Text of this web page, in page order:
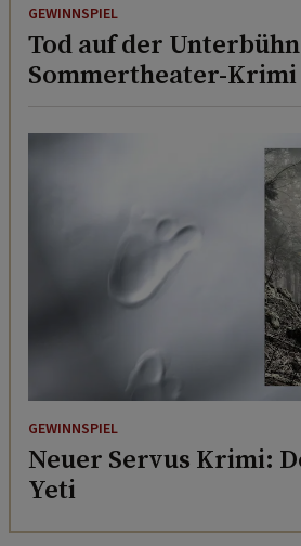
GEWINNSPIEL
Tod auf der
Sommertheater-Krimi
GEWINNSPIEL
Neuer Servus Krimi:
Yeti